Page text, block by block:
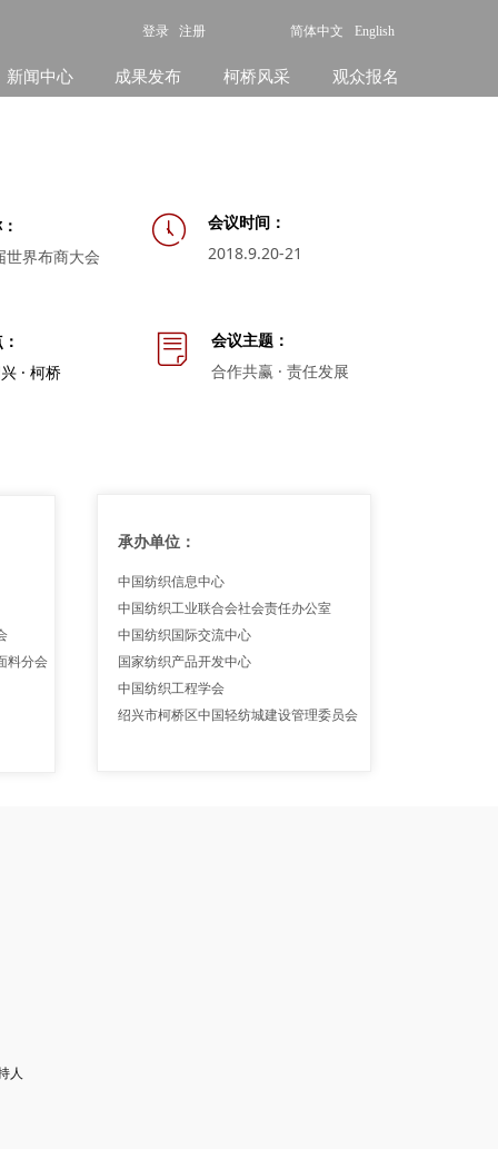
新闻中心 成果发布 柯桥风采 观众报名
登录 注册 简体中文 English
世界布商大会
ꂂ 会议时间：
2018.9.20-21
· 柯桥
ꂓ
会议主题：
合作共赢 · 责任发展
料分会
承办单位：
中 国纺织信息中心
中国纺织工业联合会社会责任办公室
中国纺织国际交流中心
国家纺织产品开发中心
中国纺织工程学会
绍兴市柯桥区中国轻纺城建设管理委员会
人